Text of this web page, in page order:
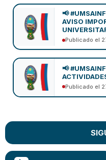
📢
AVISO
Publicado el
📢
Publicado el